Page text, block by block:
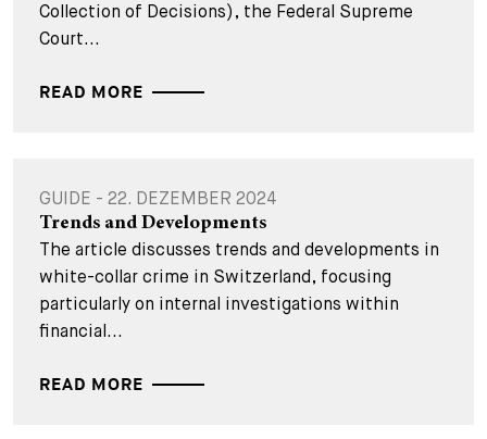
Collection of Decisions), the Federal Supreme
Court...
READ MORE
GUIDE - 22. DEZEMBER 2024
Trends and Developments
The article discusses trends and developments in
white-collar crime in Switzerland, focusing
particularly on internal investigations within
financial...
READ MORE